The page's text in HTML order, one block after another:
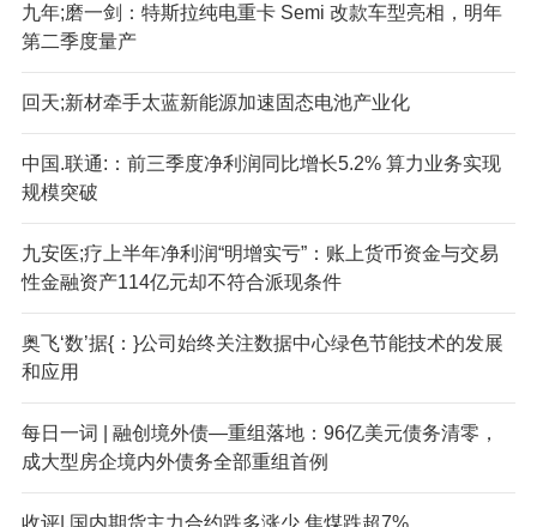
九年;磨一剑：特斯拉纯电重卡 Semi 改款车型亮相，明年
第二季度量产
回天;新材牵手太蓝新能源加速固态电池产业化
中国.联通:：前三季度净利润同比增长5.2% 算力业务实现
规模突破
九安医;疗上半年净利润“明增实亏”：账上货币资金与交易
性金融资产114亿元却不符合派现条件
奥飞‘数’据{：}公司始终关注数据中心绿色节能技术的发展
和应用
每日一词 | 融创境外债—重组落地：96亿美元债务清零，
成大型房企境内外债务全部重组首例
收评|,国内期货主力合约跌多涨少 焦煤跌超7%